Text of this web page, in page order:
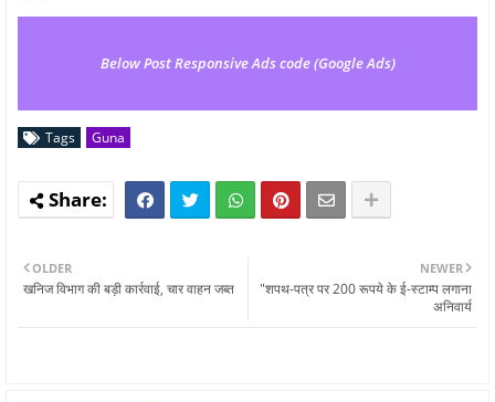
Below Post Responsive Ads code (Google Ads)
Tags Guna
NEWER
"शपथ-पत्र पर 200 रूपये के ई-स्टाम्प लगाना
अनिवार्य
OLDER
खनिज विभाग की बड़ी कार्रवाई, चार वाहन जब्त